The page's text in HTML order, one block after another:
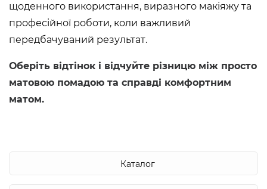
щоденного використання, виразного макіяжу та
професійної роботи, коли важливий
передбачуваний результат.
Оберіть відтінок і відчуйте різницю між просто
матовою помадою та справді комфортним
матом.
Каталог